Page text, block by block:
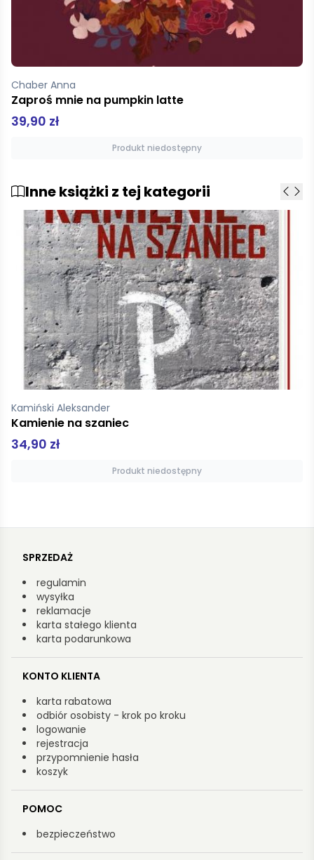
Chaber Anna
Zaproś mnie na pumpkin latte
39,90 zł
Produkt niedostępny
Inne książki z tej kategorii
Walther K.L.
Spotkajmy się o północy
49,99 zł
Produkt niedostępny
SPRZEDAŻ
regulamin
wysyłka
reklamacje
karta stałego klienta
karta podarunkowa
KONTO KLIENTA
karta rabatowa
odbiór osobisty - krok po kroku
logowanie
rejestracja
przypomnienie hasła
koszyk
POMOC
bezpieczeństwo